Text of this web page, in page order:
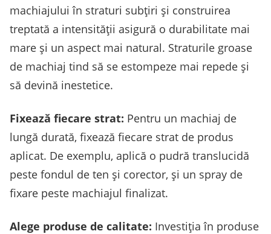
machiajului în straturi subțiri și construirea
treptată a intensității asigură o durabilitate mai
mare și un aspect mai natural. Straturile groase
de machiaj tind să se estompeze mai repede și
să devină inestetice.
Fixează fiecare strat: Pentru un machiaj de
lungă durată, fixează fiecare strat de produs
aplicat. De exemplu, aplică o pudră translucidă
peste fondul de ten și corector, și un spray de
fixare peste machiajul finalizat.
Alege produse de calitate: Investiția în produse